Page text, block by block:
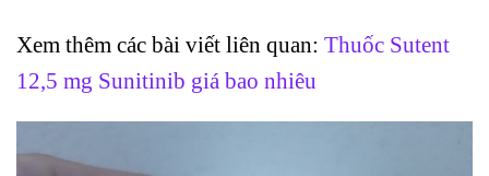
Xem thêm các bài viết liên quan: Thuốc Sutent
12,5 mg Sunitinib giá bao nhiêu